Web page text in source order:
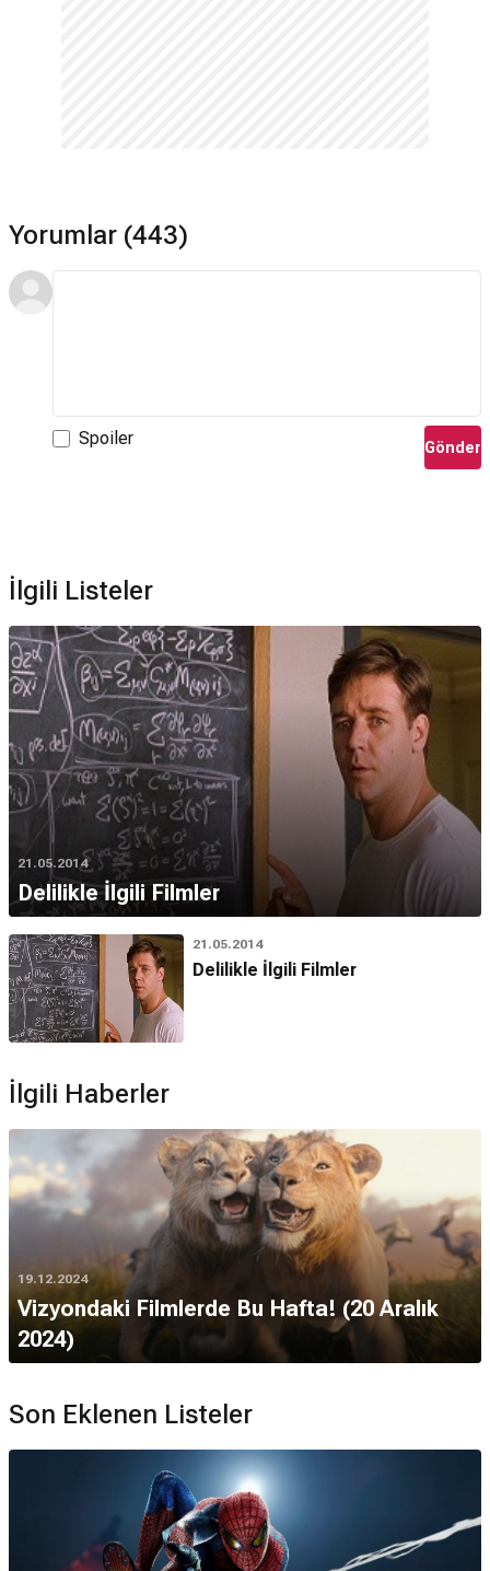
Yorumlar (443)
Spoiler Gönder
İlgili Listeler
21.05.2014
Delilikle İlgili Filmler
21.05.2014
Delilikle İlgili Filmler
İlgili Haberler
19.12.2024
Vizyondaki Filmlerde Bu Hafta! (20 Aralık
2024)
Son Eklenen Listeler